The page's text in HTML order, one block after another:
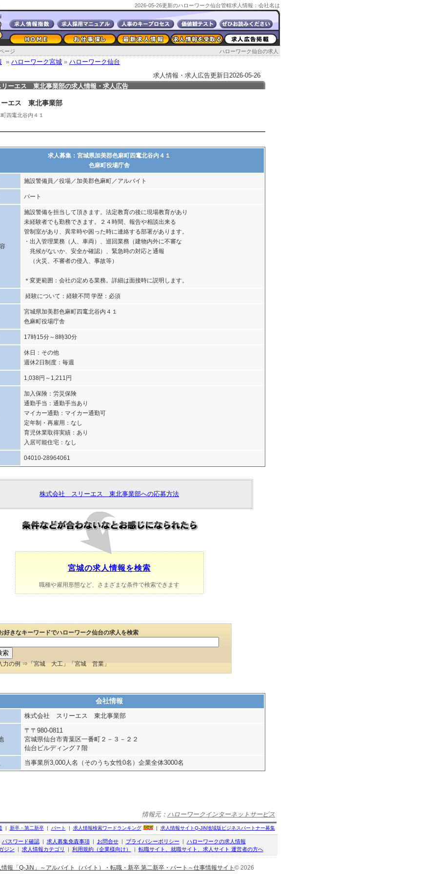
2026-05-26更新のハローワーク仙台管轄求人情報：会社名は
ハローワーク仙台の求人
ージ
» ハローワーク宮城 » ハローワーク仙台
求人情報・求人広告更新日2026-05-26
ーエス 東北事業部の求人情報・求人広告
エス 東北事業部
四竃北谷内４１
求人募集：宮城県加美郡色麻町四竃北谷内４１
色麻町役場庁舎
施設警備員／役場／加美郡色麻町／アルバイト
パート
施設警備を担当して頂きます。法定教育の後に現場教育があり
未経験者でも勤務できます。２４時間、報告や相談出来る
管制室があり、異常時や困った時に連絡する部署があります。
・出入管理業務（人、車両）、巡回業務（建物内外に不審な
兆候がないか、安全か確認）、緊急時の対応と通報
（火災、不審者の侵入、事故等）
＊変更範囲：会社の定める業務。詳細は面接時に説明します。
経験について：経験不問 学歴：必須
宮城県加美郡色麻町四竃北谷内４１
色麻町役場庁舎
17時15分～8時30分
休日：その他
週休2日制度：毎週
1,038円～1,211円
加入保険：労災保険
通勤手当：通勤手当あり
マイカー通勤：マイカー通勤可
定年制・再雇用：なし
育児休業取得実績：あり
入居可能住宅：なし
04010-28964061
株式会社 スリーエス 東北事業部への応募方法
宮城の求人情報を検索
職種や雇用形態など、さまざまな条件で検索できます
好きなキーワードでハローワーク仙台の求人を検索
力の例 ⇒「宮城 大工」「宮城 営業」
会社情報
株式会社 スリーエス 東北事業部
〒〒980-0811
宮城県仙台市青葉区一番町２－３－２２
仙台ビルディング７階
当事業所3,000人名（そのうち女性0名）企業全体3000名
情報元： ハローワークインターネットサービス
| 新卒・第二新卒| パート | 求人情報検索ワードランキング | 求人情報サイトQ-JiN地域版ビジネスパートナー募集
パスワード確認| 求人募集免責事項| お問合せ| プライバシーポリシー | ハローワークの求人情報
ジン | 求人情報カテゴリ | 利用規約（企業様向け） | 転職サイト、就職サイト、求人サイト 運営者の方へ
情報「Q-JiN」～アルバイト（バイト）・転職・新卒 第二新卒・パート～仕事情報サイト © 2026